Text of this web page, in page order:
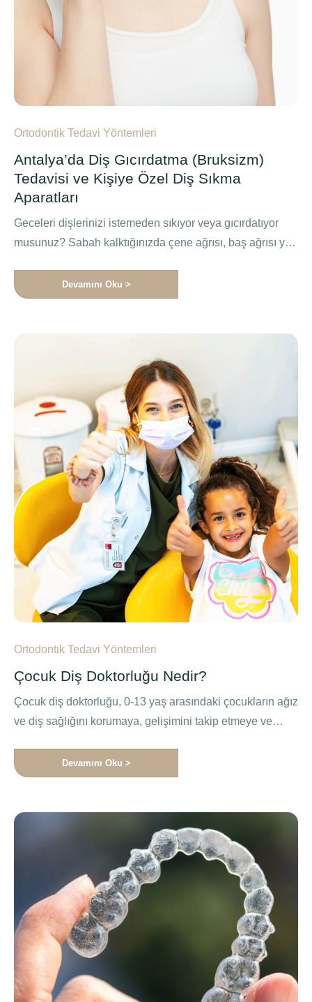
Ortodontik Tedavi Yöntemleri
Antalya’da Diş Gıcırdatma (Bruksizm)
Tedavisi ve Kişiye Özel Diş Sıkma
Aparatları
Geceleri dişlerinizi istemeden sıkıyor veya gıcırdatıyor
musunuz? Sabah kalktığınızda çene ağrısı, baş ağrısı ya
Devamını Oku >
Ortodontik Tedavi Yöntemleri
Çocuk Diş Doktorluğu Nedir?
Çocuk diş doktorluğu, 0-13 yaş arasındaki çocukların ağız
ve diş sağlığını korumaya, gelişimini takip etmeye ve
Devamını Oku >